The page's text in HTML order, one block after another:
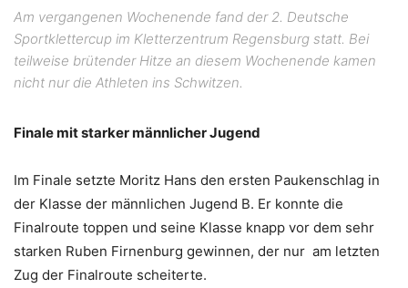
Am vergangenen Wochenende fand der 2. Deutsche
Sportklettercup im Kletterzentrum Regensburg statt. Bei
teilweise brütender Hitze an diesem Wochenende kamen
nicht nur die Athleten ins Schwitzen.
Finale mit starker männlicher Jugend
Im Finale setzte Moritz Hans den ersten Paukenschlag in
der Klasse der männlichen Jugend B. Er konnte die
Finalroute toppen und seine Klasse knapp vor dem sehr
starken Ruben Firnenburg gewinnen, der nur am letzten
Zug der Finalroute scheiterte.